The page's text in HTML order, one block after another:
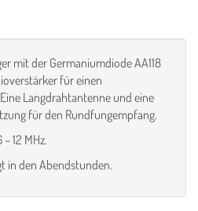
mit der Germaniumdiode AA118
für einen
Langdrahtantenne und eine
für den Rundfungempfang.
12 MHz.
in den Abendstunden.